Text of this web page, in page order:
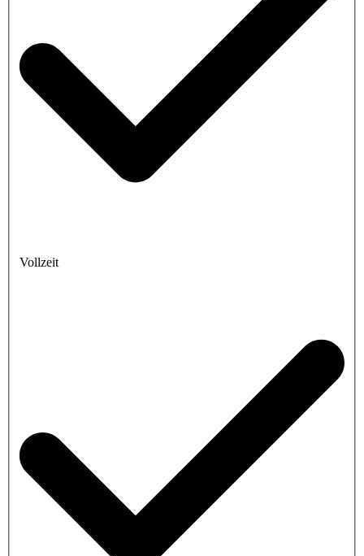
Vollzeit